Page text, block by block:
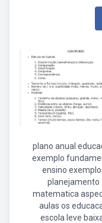
plano anual
exemplo
ensino
planejamento
matematica
aulas os
escola leve